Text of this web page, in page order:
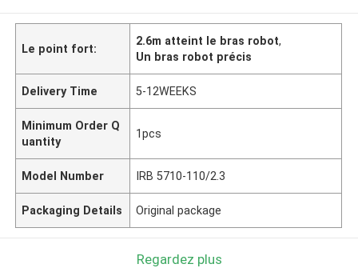
Le point fort:
2.6m atteint le bras robot,
Un bras robot précis
Delivery Time 5-12WEEKS
Minimum Order Q
uantity
1pcs
Model Number IRB 5710-110/2.3
Packaging Details Original package
Regardez plus